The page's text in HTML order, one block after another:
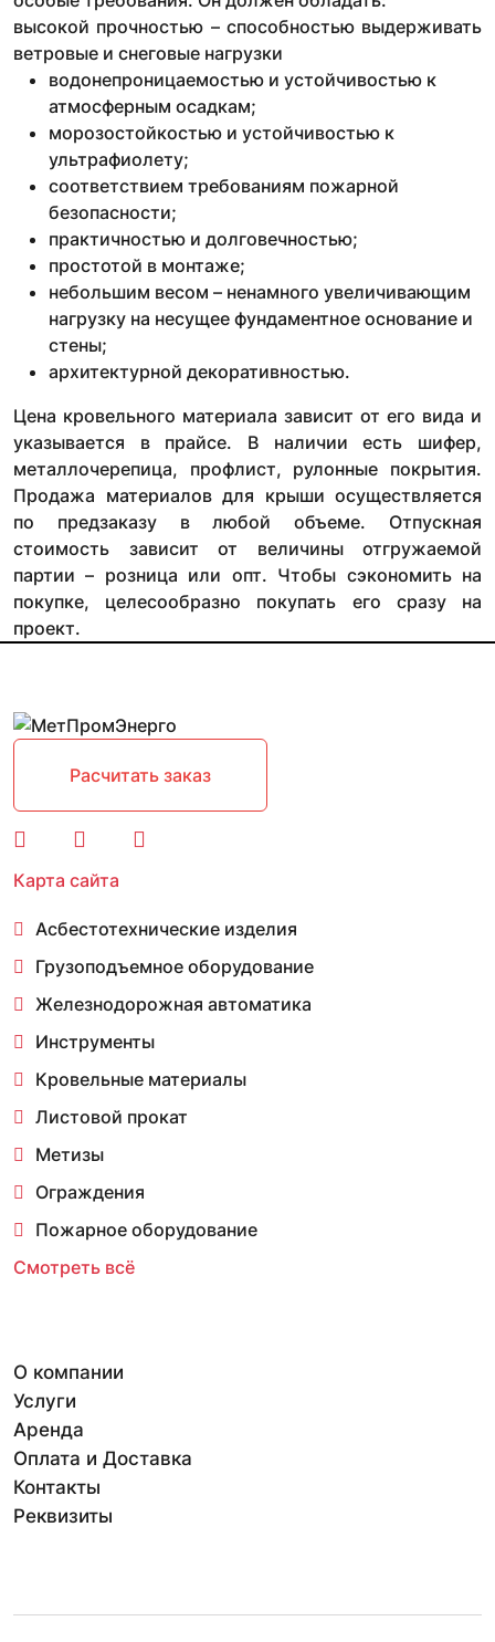
высокой прочностью – способностью выдерживать
ветровые и снеговые нагрузки
водонепроницаемостью и устойчивостью к
атмосферным осадкам;
морозостойкостью и устойчивостью к
ультрафиолету;
соответствием требованиям пожарной
безопасности;
практичностью и долговечностью;
простотой в монтаже;
небольшим весом – ненамного увеличивающим
нагрузку на несущее фундаментное основание и
стены;
архитектурной декоративностью.
Цена кровельного материала зависит от его вида и
указывается в прайсе. В наличии есть шифер,
металлочерепица, профлист, рулонные покрытия.
Продажа материалов для крыши осуществляется
по предзаказу в любой объеме. Отпускная
стоимость зависит от величины отгружаемой
партии – розница или опт. Чтобы сэкономить на
покупке, целесообразно покупать его сразу на
проект.
Расчитать заказ
Карта сайта
Асбестотехнические изделия
Грузоподъемное оборудование
Железнодорожная автоматика
Инструменты
Кровельные материалы
Листовой прокат
Метизы
Ограждения
Пожарное оборудование
Смотреть всё
О компании
Услуги
Аренда
Оплата и Доставка
Контакты
Реквизиты